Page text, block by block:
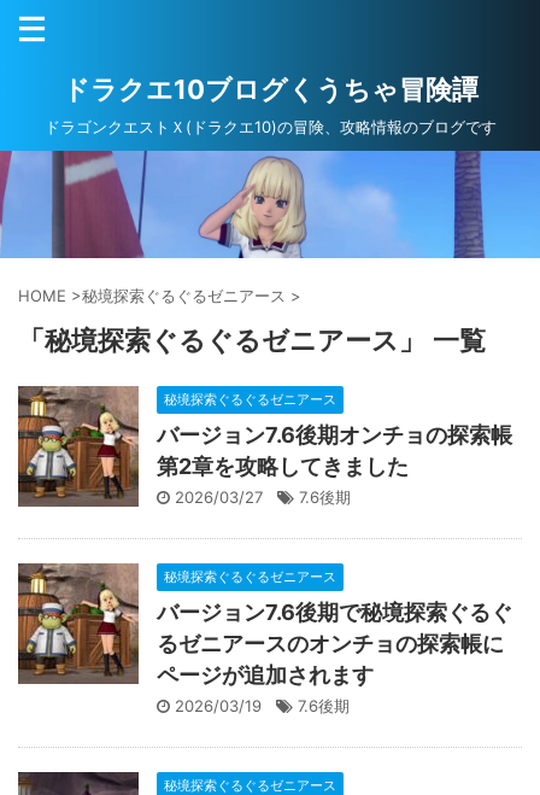
ドラクエ10ブログくうちゃ冒険譚
ドラゴンクエストＸ(ドラクエ10)の冒険、攻略情報のブログです
HOME >秘境探索ぐるぐるゼニアース >
「秘境探索ぐるぐるゼニアース」 一覧
秘境探索ぐるぐるゼニアース
バージョン7.6後期オンチョの探索帳
第2章を攻略してきました
2026/03/27 7.6後期
秘境探索ぐるぐるゼニアース
バージョン7.6後期で秘境探索ぐるぐ
るゼニアースのオンチョの探索帳に
ページが追加されます
2026/03/19 7.6後期
秘境探索ぐるぐるゼニアース